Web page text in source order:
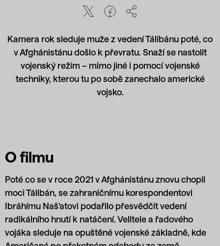
Kamera rok sleduje muže z vedení Tálibánu poté, co
v Afghánistánu došlo k převratu. Snaží se nastolit
vojenský režim – mimo jiné i pomocí vojenské
techniky, kterou tu po sobě zanechalo americké
vojsko.
O filmu
Poté co se v roce 2021 v Afghánistánu znovu chopil
moci Tálibán, se zahraničnímu korespondentovi
Ibráhímu Naš'atovi podařilo přesvědčit vedení
radikálního hnutí k natáčení. Velitele a řadového
vojáka sleduje na opuštěné vojenské základně, kde